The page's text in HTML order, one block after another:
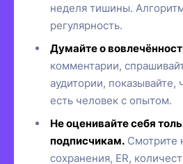
неделя тишины.
регулярность.
Думайте о
комментарии,
аудитории, показывайте,
есть человек с опытом.
Не оценивайте себя
подписчикам. Смотрите
сохранения, ER,